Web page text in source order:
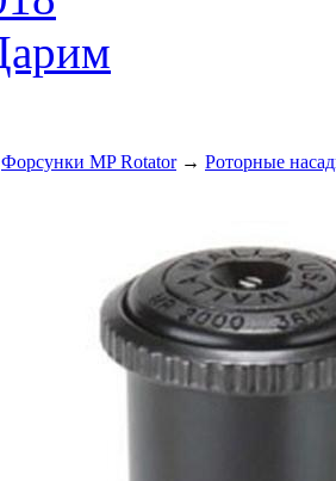
Форсунки MP Rotator→ Роторные